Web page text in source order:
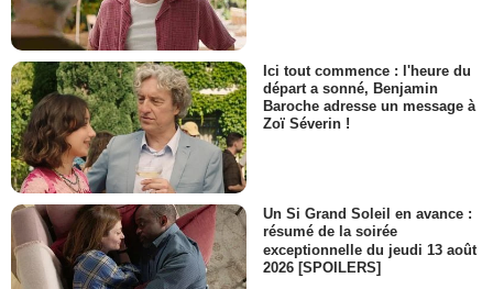
Ici tout commence : l'heure du
départ a sonné, Benjamin
Baroche adresse un message à
Zoï Séverin !
Un Si Grand Soleil en avance :
résumé de la soirée
exceptionnelle du jeudi 13 août
2026 [SPOILERS]